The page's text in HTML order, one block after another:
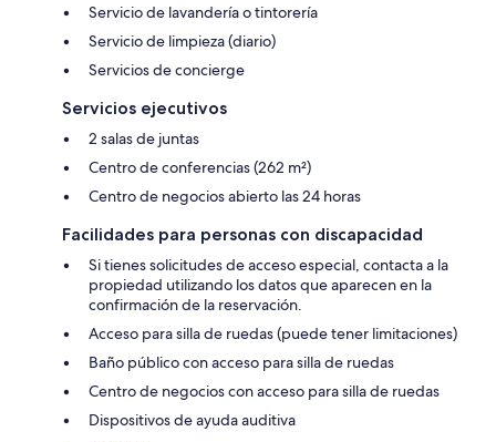
Servicio de lavandería o tintorería
Servicio de limpieza (diario)
Servicios de concierge
Servicios ejecutivos
2 salas de juntas
Centro de conferencias (262 m²)
Centro de negocios abierto las 24 horas
Facilidades para personas con discapacidad
Si tienes solicitudes de acceso especial, contacta a la
propiedad utilizando los datos que aparecen en la
confirmación de la reservación.
Acceso para silla de ruedas (puede tener limitaciones)
Baño público con acceso para silla de ruedas
Centro de negocios con acceso para silla de ruedas
Dispositivos de ayuda auditiva